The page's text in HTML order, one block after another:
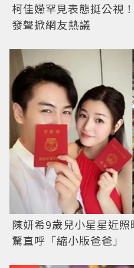
柯佳嬿罕見表態挺公視
發聲掀網友熱議
陳妍希9歲兒小星星近
驚直呼「縮小版爸爸」